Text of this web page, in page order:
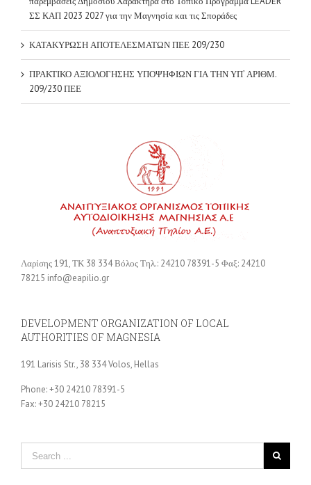
ΚΑΤΑΚΥΡΩΣΗ ΑΠΟΤΕΛΕΣΜΑΤΩΝ ΠΕΕ 209/230
209/230 ΠΕΕ
Λαρίσης 191, ΤΚ 38 334 Βόλος Τηλ.: 24210 78391-5 Φαξ: 24210
78215 info@eapilio.gr
DEVELOPMENT ORGANIZATION OF LOCAL
191 Larisis Str., 38 334 Volos, Hellas
Fax: +30 24210 78215
Πρόσφατα άρθρα